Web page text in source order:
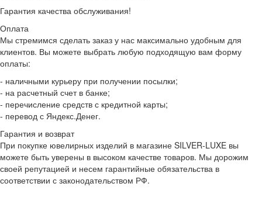
Гарантия качества обслуживания!
Оплата
Мы стремимся сделать заказ у нас максимально удобным для
клиентов. Вы можете выбрать любую подходящую вам форму
оплаты:
- наличными курьеру при получении посылки;
- на расчетный счет в банке;
- перечисление средств с кредитной карты;
- перевод с Яндекс.Денег.
Гарантия и возврат
При покупке ювелирных изделий в магазине SILVER-LUXE вы
можете быть уверены в высоком качестве товаров. Мы дорожим
своей репутацией и несем гарантийные обязательства в
соответствии с законодательством РФ.